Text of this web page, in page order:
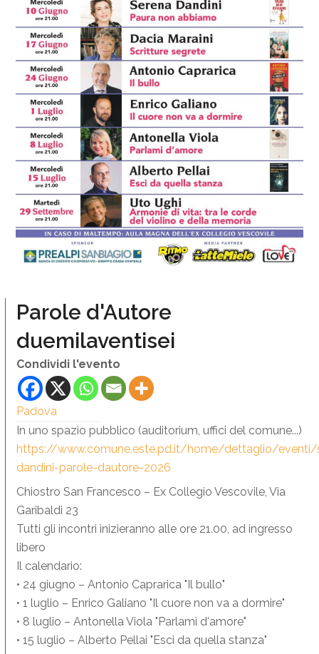
Parole d'Autore
duemilaventisei
Condividi l'evento
Padova
In uno spazio pubblico (auditorium, uffici del comune...)
https://www.comune.este.pd.it/home/dettaglio/eventi/
dandini-parole-dautore-2026
Chiostro San Francesco – Ex Collegio Vescovile, Via
Garibaldi 23
Tutti gli incontri inizieranno alle ore 21.00, ad ingresso
libero
Il calendario:
• 24 giugno – Antonio Caprarica "Il bullo"
• 1 luglio – Enrico Galiano "Il cuore non va a dormire"
• 8 luglio – Antonella Viola "Parlami d'amore"
• 15 luglio – Alberto Pellai "Esci da quella stanza"